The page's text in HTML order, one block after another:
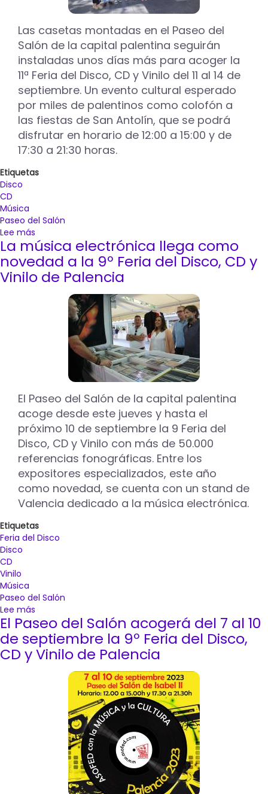
Chica
de
Palencia
Las casetas montadas en el Paseo del
Salón de la capital palentina seguirán
instaladas unos días más para acoger la
11ª Feria del Disco, CD y Vinilo del 11 al 14 de
septiembre. Un evento cultural esperado
por miles de palentinos como colofón a
las fiestas de San Antolín, que se podrá
disfrutar en horario de 12:00 a 15:00 y de
17:30 a 21:30 horas.
Etiquetas
Disco
CD
Música
Paseo del Salón
Lee más
La
11ª
Feria
del
domingo
referencias
en
el
Paseo
del
Salón
La música electrónica llega como
novedad a la 9º Feria del Disco, CD y
Vinilo de Palencia
El Paseo del Salón de la capital palentina
acoge desde este jueves y hasta el
próximo 10 de septiembre la 9 Feria del
Disco, CD y Vinilo con más de 50.000
referencias fonográficas. Entre los
expositores especializados, este año
como novedad, se cuenta con un stand de
Valencia dedicado a la música electrónica.
Etiquetas
Feria del Disco
Disco
CD
Vinilo
Música
Paseo del Salón
Lee más
La
música
electrónica
llega
El Paseo del Salón acogerá del 7 al 10
de septiembre la 9º Feria del Disco,
CD y Vinilo de Palencia